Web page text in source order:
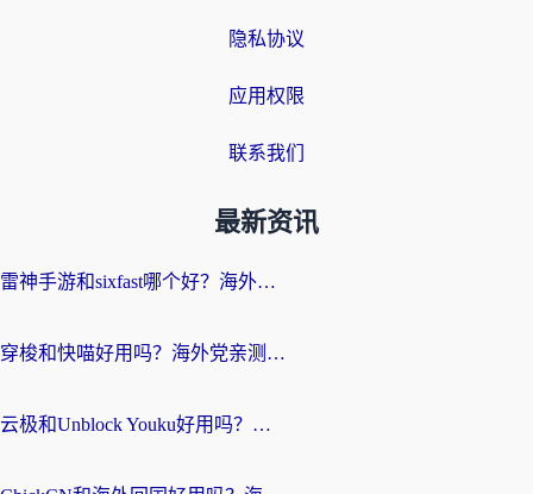
隐私协议
应用权限
联系我们
最新资讯
雷神手游和sixfast哪个好？海外党亲测3款回国加速器，教你选对不踩坑
穿梭和快喵好用吗？海外党亲测：小众加速器对比+番茄加速器深度体验
云极和Unblock Youku好用吗？海外党亲测+2026回国加速器避坑指南